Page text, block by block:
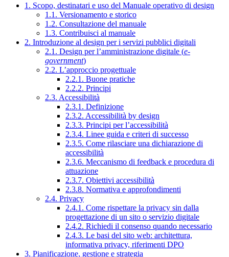
1. Scopo, destinatari e uso del Manuale operativo di design
1.1. Versionamento e storico
1.2. Consultazione del manuale
1.3. Contribuisci al manuale
2. Introduzione al design per i servizi pubblici digitali
2.1. Design per l’amministrazione digitale (e-
government)
2.2. L’approccio progettuale
2.2.1. Buone pratiche
2.2.2. Principi
2.3. Accessibilità
2.3.1. Definizione
2.3.2. Accessibilità by design
2.3.3. Principi per l’accessibilità
2.3.4. Linee guida e criteri di successo
2.3.5. Come rilasciare una dichiarazione di
accessibilità
2.3.6. Meccanismo di feedback e procedura di
attuazione
2.3.7. Obiettivi accessibilità
2.3.8. Normativa e approfondimenti
2.4. Privacy
2.4.1. Come rispettare la privacy sin dalla
progettazione di un sito o servizio digitale
2.4.2. Richiedi il consenso quando necessario
2.4.3. Le basi del sito web: architettura,
informativa privacy, riferimenti DPO
3. Pianificazione, gestione e strategia